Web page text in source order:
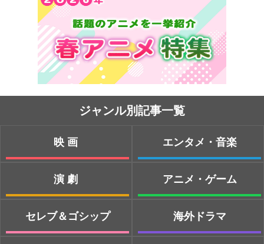
ジャンル別記事一覧
映画
演劇
セレブ＆ゴシップ
エンタメ・音楽
アニメ・ゲーム
海外ドラマ